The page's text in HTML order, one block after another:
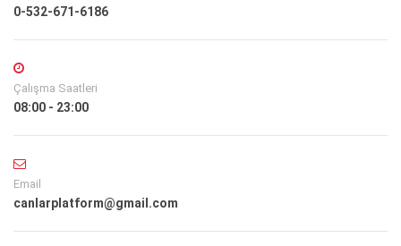
0-532-671-6186
Çalışma Saatleri
08:00 - 23:00
Email
canlarplatform@gmail.com